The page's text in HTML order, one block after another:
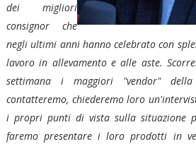
dei migliori
consignor che
negli ultimi anni hanno celebrato con
lavoro in allevamento e alle aste.
settimana i maggiori "vendor"
contatteremo, chiederemo loro
i propri punti di vista sulla situazione
faremo presentare i loro prodotti in